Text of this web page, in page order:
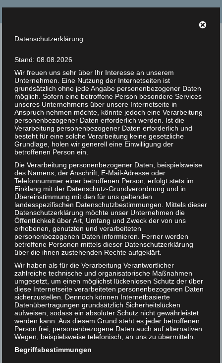
Tierrechte Kaplan
Helmut F. Kaplan – Philosoph und Autor
Menü
Zur Person
Artikel
Bücher
Zitate
Photos
Animal Rights Art
Helmut F. Kaplan unterstützen
Kontakt
Sind Fleischesser
Mörder?
Veröffentlicht in:Unkategorisiert | 0
Sind Fleischesser Mörder?
Helmut F. Kaplan
Wer die Bezeichnung Mörder für Fleischesser als etwas
Außergewöhnliches oder Ungeheuerliches ansieht oder
kritisiert, beweist damit nur seine eigene Naivität und
Dummheit. Natürlich bedeutet Fleischessen Mord:
vorsätzliches Töten aus niedrigem Beweggrund. Der
niedrige Beweggrund ergibt sich zwangsläufig aus der
exorbitanten Unverhältnismäßigkeit zwischen dem
angestrebten Gaumenkitzel und dem, was wir bereit sind,
Tieren dafür anzutun. Deshalb haben Ovid, Plutarch,
Leonardo da Vinci, Leo Tolstoi und viele andere
Fleischesser schon vor langer, langer Zeit als Mörder
bezeichnet!
Datenschutzerklärung
Stand: 08.08.2026
Wir freuen uns sehr über Ihr Interesse an unserem
Unternehmen. Eine Nutzung der Internetseiten ist
grundsätzlich ohne jede Angabe personenbezogener Daten
möglich. Sofern eine betroffene Person besondere Services
unseres Unternehmens über unsere Internetseite in
Anspruch nehmen möchte, könnte jedoch eine Verarbeitung
personenbezogener Daten erforderlich werden. Ist die
Verarbeitung personenbezogener Daten erforderlich und
besteht für eine solche Verarbeitung keine gesetzliche
Grundlage, holen wir generell eine Einwilligung der
betroffenen Person ein.
Die Verarbeitung personenbezogener Daten, beispielsweise
des Namens, der Anschrift, E-Mail-Adresse oder
Telefonnummer einer betroffenen Person, erfolgt stets im
Einklang mit der Datenschutz-Grundverordnung und in
Übereinstimmung mit den für uns geltenden
landesspezifischen Datenschutzbestimmungen. Mittels dieser
Datenschutzerklärung möchte unser Unternehmen die
Öffentlichkeit über Art, Umfang und Zweck der von uns
erhobenen, genutzten und verarbeiteten
personenbezogenen Daten informieren. Ferner werden
betroffene Personen mittels dieser Datenschutzerklärung
über die ihnen zustehenden Rechte aufgeklärt.
Wir haben als für die Verarbeitung Verantwortlicher
zahlreiche technische und organisatorische Maßnahmen
umgesetzt, um einen möglichst lückenlosen Schutz der über
diese Internetseite verarbeiteten personenbezogenen Daten
sicherzustellen. Dennoch können Internetbasierte
Datenübertragungen grundsätzlich Sicherheitslücken
aufweisen, sodass ein absoluter Schutz nicht gewährleistet
werden kann. Aus diesem Grund steht es jeder betroffenen
Person frei, personenbezogene Daten auch auf alternativen
Wegen, beispielsweise telefonisch, an uns zu übermitteln.
Begriffsbestimmungen